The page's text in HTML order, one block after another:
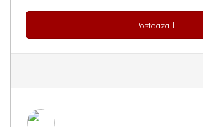
Posteaza-l